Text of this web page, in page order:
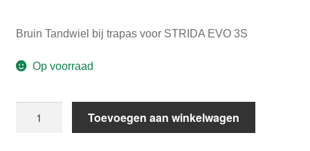
Bruin Tandwiel bij trapas voor STRIDA EVO 3S
Op voorraad
Toevoegen aan winkelwagen